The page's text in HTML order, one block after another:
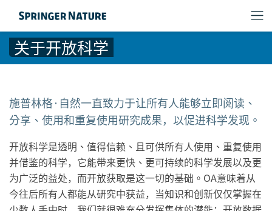
关于开放科学
施普林格·自然一直致力于让所有人能够立即阅读、
分享、使用和重复使用研究成果，以促进科学发现。
开放科学是透明、值得信赖、且可供所有人使用、重复使用
并借鉴的科学，它能带来更快、更可持续的科学发展以及更
为广泛的益处，而开放获取是这一切的基础。OA意味着从
今往后所有人都能从研究中获益，当知识和创新仅仅掌握在